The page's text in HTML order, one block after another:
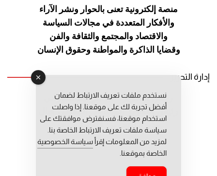
منصة إلكترونية تعنى بالحوار ونشر الآراء
والأفكار المتعددة في مجالات السياسة
والاقتصاد والمجتمع والثقافة والفن
وقضايا الذاكرة والمواطنة وحقوق الإنسان
إدارة التحرير
رئيس التحرير: عبد الرحيم التوراني
رئيس التحرير المساعد: المعطي قبال
مديرة التحرير: فاطمة حوحو
نستخدم ملفات تعريف الارتباط لضمان
أفضل تجربة لك على موقعنا. إذا واصلت
استخدام موقعنا، فسنفترض موافقتك على
سياسة ملفات تعريف الارتباط الخاصة بنا.
لمزيد من المعلومات إقرأ سياسة الخصوصية
الخاصة بموقعنا.